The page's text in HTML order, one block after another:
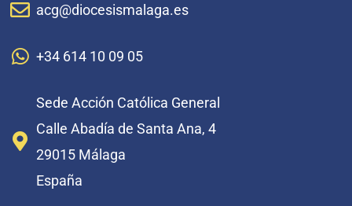
acg@diocesismalaga.es
+34 614 10 09 05
Sede Acción Católica General
Calle Abadía de Santa Ana, 4
29015 Málaga
España